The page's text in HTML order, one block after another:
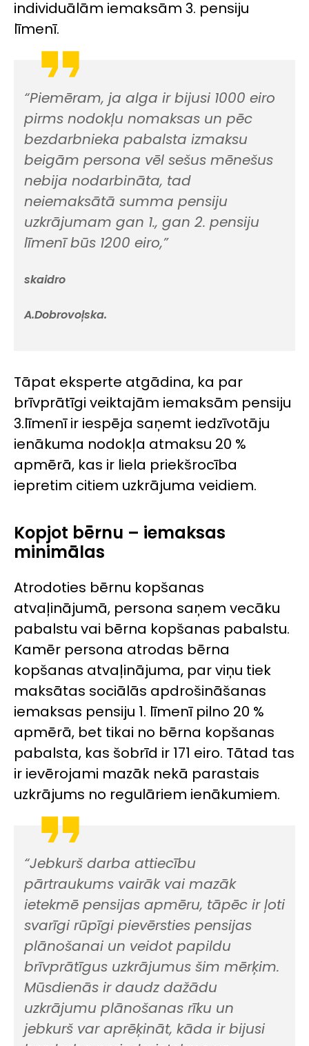
individuālām iemaksām 3. pensiju
līmenī.
“Piemēram, ja alga ir bijusi 1000 eiro
pirms nodokļu nomaksas un pēc
bezdarbnieka pabalsta izmaksu
beigām persona vēl sešus mēnešus
nebija nodarbināta, tad
neiemaksātā summa pensiju
uzkrājumam gan 1., gan 2. pensiju
līmenī būs 1200 eiro,”
skaidro
A.Dobrovoļska.
Tāpat eksperte atgādina, ka par
brīvprātīgi veiktajām iemaksām pensiju
3.līmenī ir iespēja saņemt iedzīvotāju
ienākuma nodokļa atmaksu 20 %
apmērā, kas ir liela priekšrocība
iepretim citiem uzkrājuma veidiem.
Kopjot bērnu – iemaksas
minimālas
Atrodoties bērnu kopšanas
atvaļinājumā, persona saņem vecāku
pabalstu vai bērna kopšanas pabalstu.
Kamēr persona atrodas bērna
kopšanas atvaļinājuma, par viņu tiek
maksātas sociālās apdrošināšanas
iemaksas pensiju 1. līmenī pilno 20 %
apmērā, bet tikai no bērna kopšanas
pabalsta, kas šobrīd ir 171 eiro. Tātad tas
ir ievērojami mazāk nekā parastais
uzkrājums no regulāriem ienākumiem.
“Jebkurš darba attiecību
pārtraukums vairāk vai mazāk
ietekmē pensijas apmēru, tāpēc ir ļoti
svarīgi rūpīgi pievērsties pensijas
plānošanai un veidot papildu
brīvprātīgus uzkrājumus šim mērķim.
Mūsdienās ir daudz dažādu
uzkrājumu plānošanas rīku un
jebkurš var aprēķināt, kāda ir bijusi